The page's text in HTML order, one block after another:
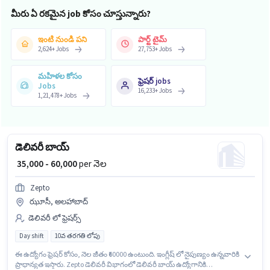
మీరు ఏ రకమైన job కోసం చూస్తున్నారు?
ఇంటి నుండి పని
2,624+Jobs
పార్ట్ టైమ్
27,753+Jobs
మహిళల కోసం
Jobs
1,21,478+Jobs
ఫ్రెషర్ jobs
16,233+Jobs
డెలివరీ బాయ్
₹ 35,000 - 60,000per నెల
Zepto
ఝూసీ, అలహాబాద్
డెలివరీ లో ఫ్రెషర్స్
Day shift 10వ తరగతి లోపు
ఈ ఉద్యోగం ఫ్రెషర్ కోసం, నెల జీతం ₹60000 ఉంటుంది. ఇంగ్లీష్ లో నైపుణ్యం ఉన్నవారికి
ప్రాధాన్యత ఇస్తారు. Zepto డెలివరీ విభాగంలో డెలివరీ బాయ్ ఉద్యోగానికి